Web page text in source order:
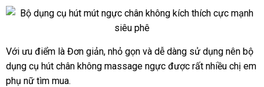
siêu
sướng
không
vú
massage
ngực
siêu
Bộ
dụng
cụ
Với ưu điểm là Đơn giảnở
đâu
, nhỏ gọn online
và dễ dàng sử dụng nên bộ
dụng cụ hút chân không massage ngực tốt
được Nhật
rất nhiều chị em
phụ nữ tìm mua.